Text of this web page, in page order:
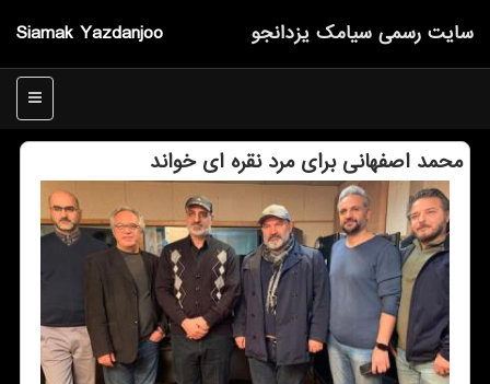
Siamak Yazdanjoo سایت رسمی سیامك یزدانجو
منو
محمد اصفهانی برای مرد نقره ای خواند